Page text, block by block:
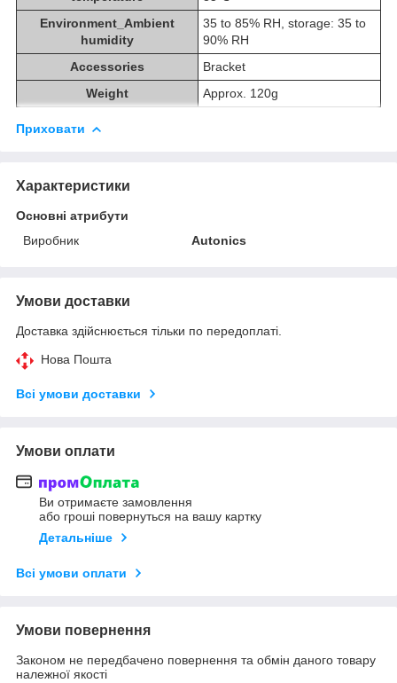
Environment_Ambient
humidity
35 to 85% RH, storage: 35 to
90% RH
Accessories
Bracket
Weight
Approx. 120g
Приховати
Характеристики
Основні атрибути
Виробник
Autonics
Умови доставки
Доставка здійснюється тільки по передоплаті.
Нова Пошта
Всі умови доставки
Умови оплати
Ви отримаєте замовлення
або гроші повернуться на вашу картку
Детальніше
Всі умови оплати
Умови повернення
Законом не передбачено повернення та обмін даного товару
належної якості